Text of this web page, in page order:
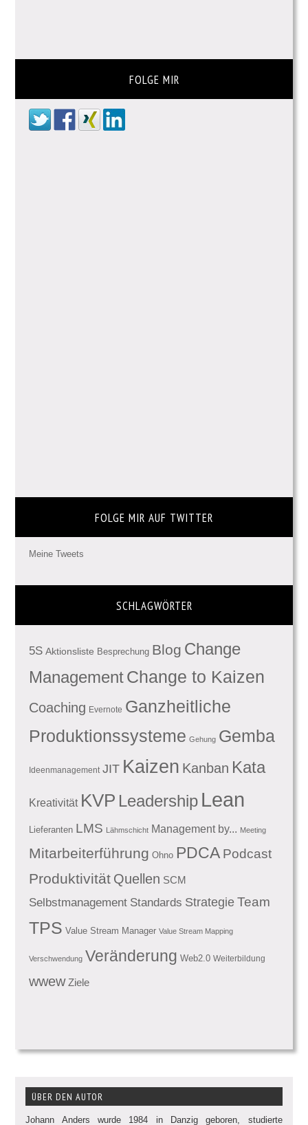
FOLGE MIR
FOLGE MIR AUF TWITTER
Meine Tweets
SCHLAGWÖRTER
5S Aktionsliste Besprechung Blog Change
ManagementChange to Kaizen
Coaching Evernote Ganzheitliche
Produktionssysteme Gehung Gemba
Ideenmanagement JIT Kaizen Kanban Kata
Kreativität KVP Leadership Lean
Lieferanten LMS Lähmschicht Management by... Meeting
Mitarbeiterführung Ohno PDCA Podcast
Produktivität Quellen SCM
Selbstmanagement Standards Strategie Team
TPS Value Stream Manager Value Stream Mapping
Verschwendung Veränderung Web2.0 Weiterbildung
wwew Ziele
ÜBER DEN AUTOR
Johann Anders wurde 1984 in Danzig geboren, studierte